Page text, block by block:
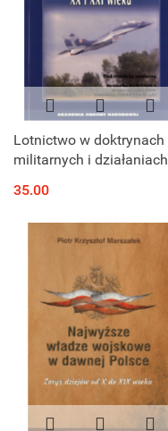
Lotnictwo w doktrynach
militarnych i działaniach
35.00